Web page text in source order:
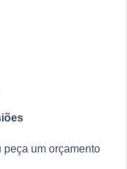
um orçamento